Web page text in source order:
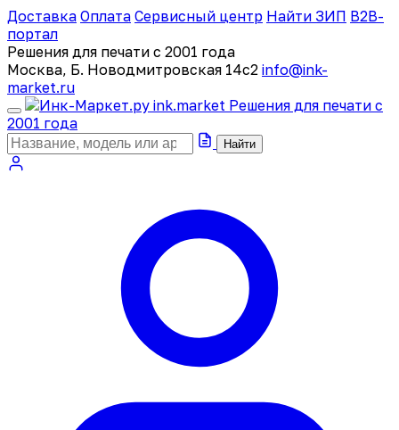
Доставка Оплата Сервисный центр Найти ЗИП B2B-
портал
Решения для печати с 2001 года
Москва, Б. Новодмитровская 14с2 info@ink-
market.ru
ink.market Решения для печати с
2001 года
Найти